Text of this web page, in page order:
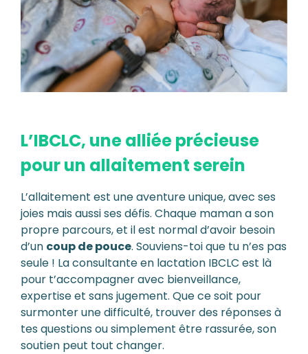
L’IBCLC, une alliée précieuse
pour un allaitement serein
L’allaitement est une aventure unique, avec ses
joies mais aussi ses défis. Chaque maman a son
propre parcours, et il est normal d’avoir besoin
d’un coup de pouce. Souviens-toi que tu n’es pas
seule ! La consultante en lactation IBCLC est là
pour t’accompagner avec bienveillance,
expertise et sans jugement. Que ce soit pour
surmonter une difficulté, trouver des réponses à
tes questions ou simplement être rassurée, son
soutien peut tout changer.